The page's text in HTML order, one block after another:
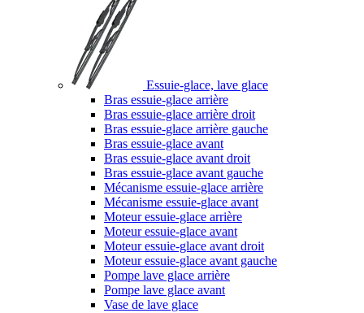
Essuie-glace, lave glace
Bras essuie-glace arrière
Bras essuie-glace arrière droit
Bras essuie-glace arrière gauche
Bras essuie-glace avant
Bras essuie-glace avant droit
Bras essuie-glace avant gauche
Mécanisme essuie-glace arrière
Mécanisme essuie-glace avant
Moteur essuie-glace arrière
Moteur essuie-glace avant
Moteur essuie-glace avant droit
Moteur essuie-glace avant gauche
Pompe lave glace arrière
Pompe lave glace avant
Vase de lave glace